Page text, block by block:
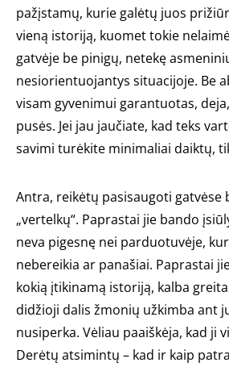
pažįstamų, kurie galėtų juos
vieną istoriją, kuomet tokie
gatvėje be pinigų, netekę
nesiorientuojantys situacijoje. Be
visam gyvenimui garantuotas,
pusės. Jei jau jaučiate, kad teks
savimi turėkite minimaliai daiktų,
Antra, reikėtų pasisaugoti gatvėse
„vertelkų“. Paprastai jie bando
neva pigesnę nei parduotuvėje,
nebereikia ar panašiai. Paprastai
kokią įtikinamą istoriją, kalba
didžioji dalis žmonių užkimba ant
nusiperka. Vėliau paaiškėja, kad ji
Derėtų atsimintų – kad ir kaip